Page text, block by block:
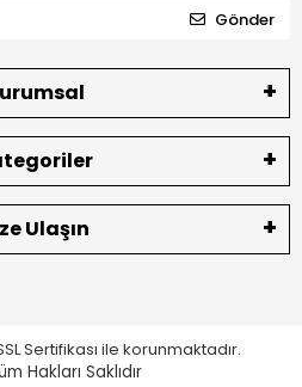
Gönder
Ulaşın
Sertifikası ile korunmaktadır.
Hakları Saklıdır